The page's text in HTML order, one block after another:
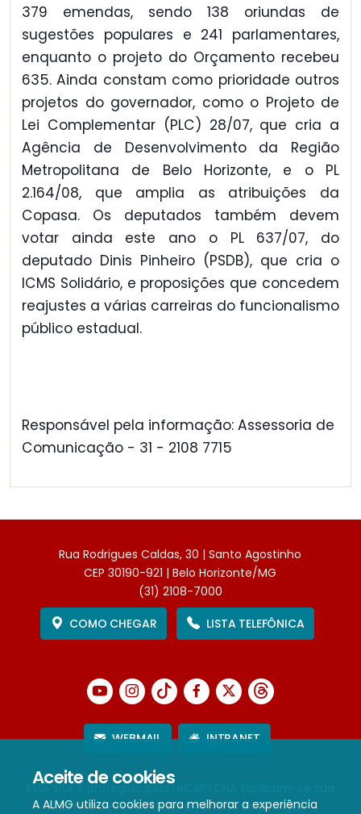
Aceite de cookies
A ALMG utiliza cookies para melhorar a experiência
379 emendas, sendo 138 oriundas de
sugestões populares e 241 parlamentares,
enquanto o projeto do Orçamento recebeu
635. Ainda constam como prioridade outros
projetos do governador, como o Projeto de
Lei Complementar (PLC) 28/07, que cria a
Agência de Desenvolvimento da Região
Metropolitana de Belo Horizonte, e o PL
2.164/08, que amplia as atribuições da
Copasa. Os deputados também devem
votar ainda este ano o PL 637/07, do
deputado Dinis Pinheiro (PSDB), que cria o
ICMS Solidário, e proposições que concedem
reajustes a várias carreiras do funcionalismo
público estadual.
Responsável pela informação: Assessoria de
Comunicação - 31 - 2108 7715
Rua Rodrigues Caldas, 30 | Santo Agostinho
CEP 30190-921 | Belo Horizonte/MG
(31) 2108-7000
COMO CHEGAR
LISTA TELEFÔNICA
WEBMAIL INTRANET
Este site é protegido pelo reCAPTCHA (aplicam-se sua
Política de PrivacidadeeTermos de Serviço).